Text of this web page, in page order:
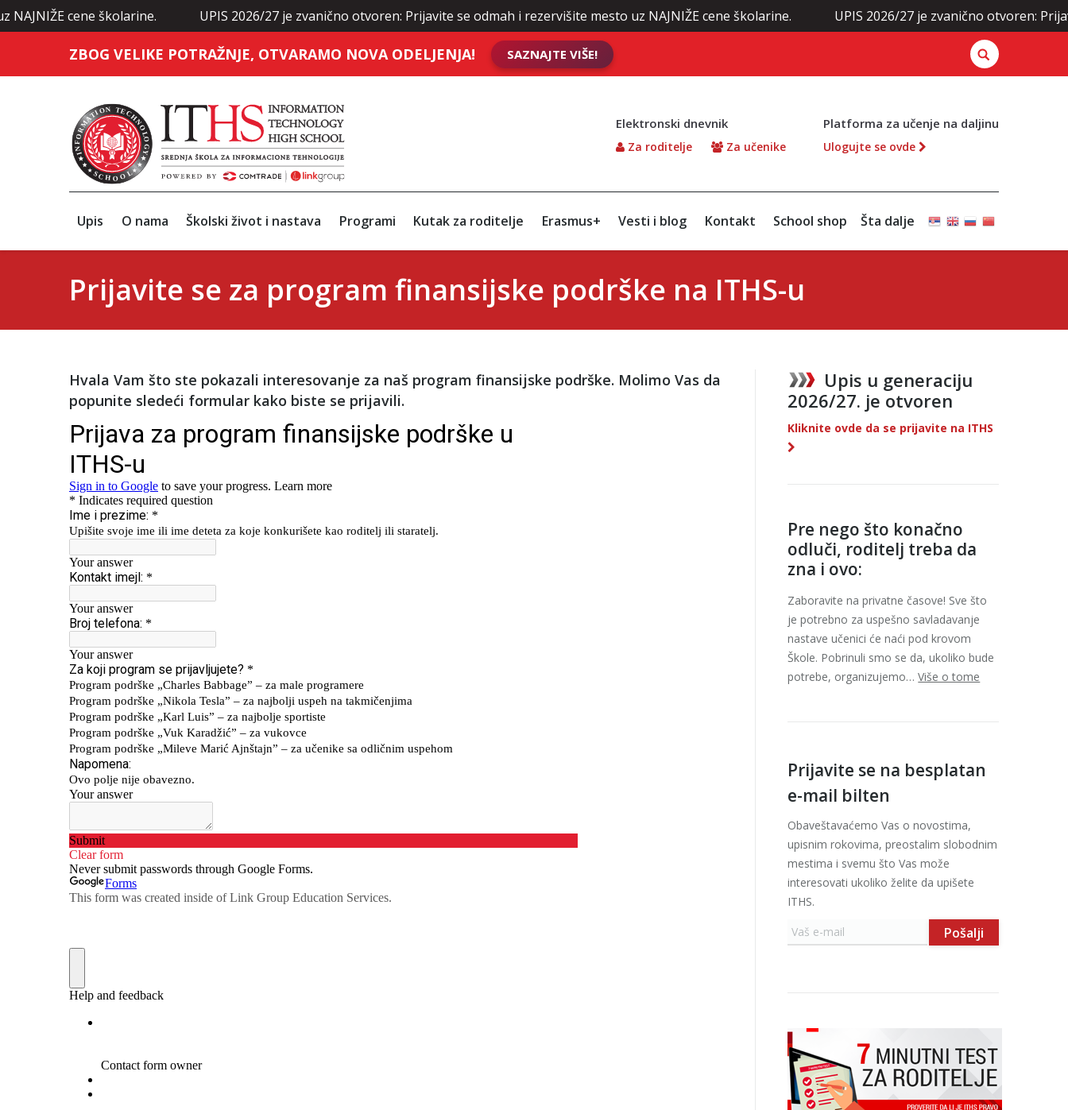
cene školarine. UPIS 2026/27 je zvanično otvoren: Prijavite se odmah i rezervišite mesto uz NAJNIŽE cene školarine. UPIS 2026/27 je zvanično otvoren: Prijavite se
ZBOG VELIKE POTRAŽNJE, OTVARAMO NOVA ODELJENJA! SAZNAJTE VIŠE!
Elektronski dnevnik
Za roditelje Za učenike
Platforma za učenje na daljinu
Ulogujte se ovde
Upis O nama Školski život i nastava Programi Kutak za roditelje Erasmus+ Vesti i blog Kontakt School shop Šta dalje
Prijavite se za program finansijske podrške na ITHS-u
Hvala Vam što ste pokazali interesovanje za naš program finansijske podrške. Molimo Vas da
popunite sledeći formular kako biste se prijavili.
Upis u generaciju
2026/27. je otvoren
Kliknite ovde da se prijavite na ITHS
Pre nego što konačno
odluči, roditelj treba da
zna i ovo:
Zaboravite na privatne časove! Sve što
je potrebno za uspešno savladavanje
nastave učenici će naći pod krovom
Škole. Pobrinuli smo se da, ukoliko bude
potrebe, organizujemo…Više o tome
Prijavite se na besplatan
e-mail bilten
Obaveštavaćemo Vas o novostima,
upisnim rokovima, preostalim slobodnim
mestima i svemu što Vas može
interesovati ukoliko želite da upišete
ITHS.